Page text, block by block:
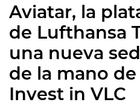
Aviatar, la
de Lufthansa
una nueva
de la mano
Invest in VLC